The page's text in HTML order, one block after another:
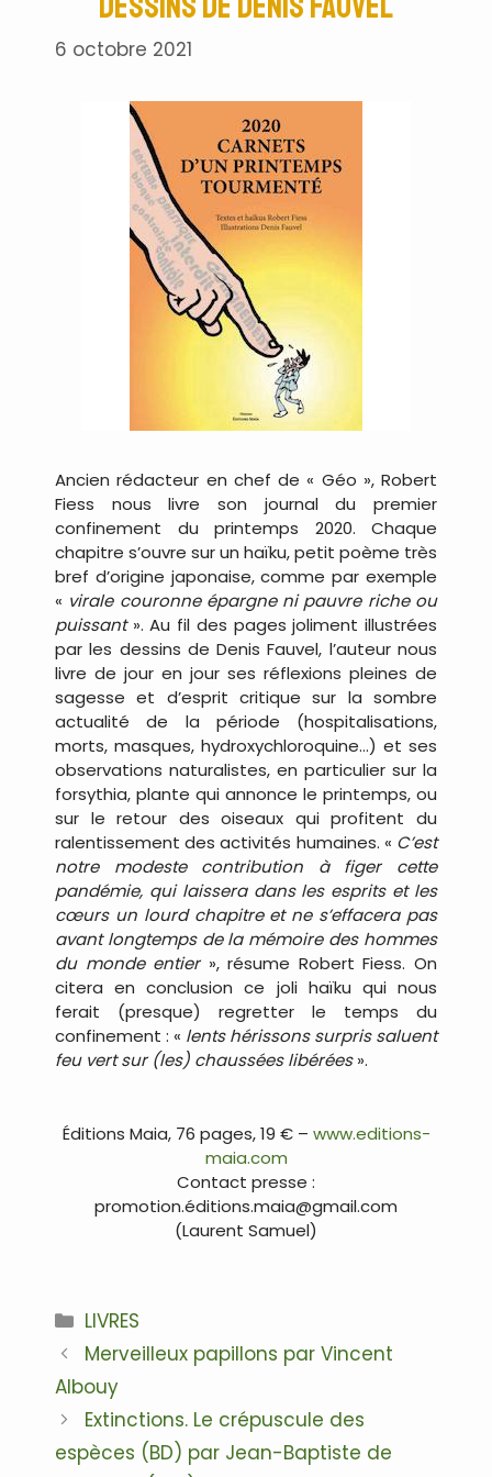
6 octobre 2021
Ancien rédacteur en chef de « Géo », Robert
Fiess nous livre son journal du premier
confinement du printemps 2020. Chaque
chapitre s’ouvre sur un haïku, petit poème très
bref d’origine japonaise, comme par exemple
« virale couronne épargne ni pauvre riche ou
puissant». Au fil des pages joliment illustrées
par les dessins de Denis Fauvel, l’auteur nous
livre de jour en jour ses réflexions pleines de
sagesse et d’esprit critique sur la sombre
actualité de la période (hospitalisations,
morts, masques, hydroxychloroquine…) et ses
observations naturalistes, en particulier sur la
forsythia, plante qui annonce le printemps, ou
sur le retour des oiseaux qui profitent du
ralentissement des activités humaines. « C’est
notre modeste contribution à figer cette
pandémie, qui laissera dans les esprits et les
cœurs un lourd chapitre et ne s’effacera pas
avant longtemps de la mémoire des hommes
du monde entier», résume Robert Fiess. On
citera en conclusion ce joli haïku qui nous
ferait (presque) regretter le temps du
confinement : « lents hérissons surpris saluent
feu vert sur (les) chaussées libérées».
Éditions Maia, 76 pages, 19 € – www.editions-
maia.com
Contact presse :
promotion.éditions.maia@gmail.com
(Laurent Samuel)
Catégories
LIVRES
Navigation
des
articles
Merveilleux papillons par Vincent
Albouy
Extinctions. Le crépuscule des
espèces (BD) par Jean-Baptiste de